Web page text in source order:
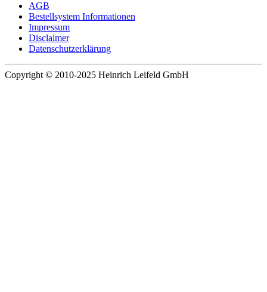
AGB
Bestellsystem Informationen
Impressum
Disclaimer
Datenschutzerklärung
Copyright © 2010-2025 Heinrich Leifeld GmbH